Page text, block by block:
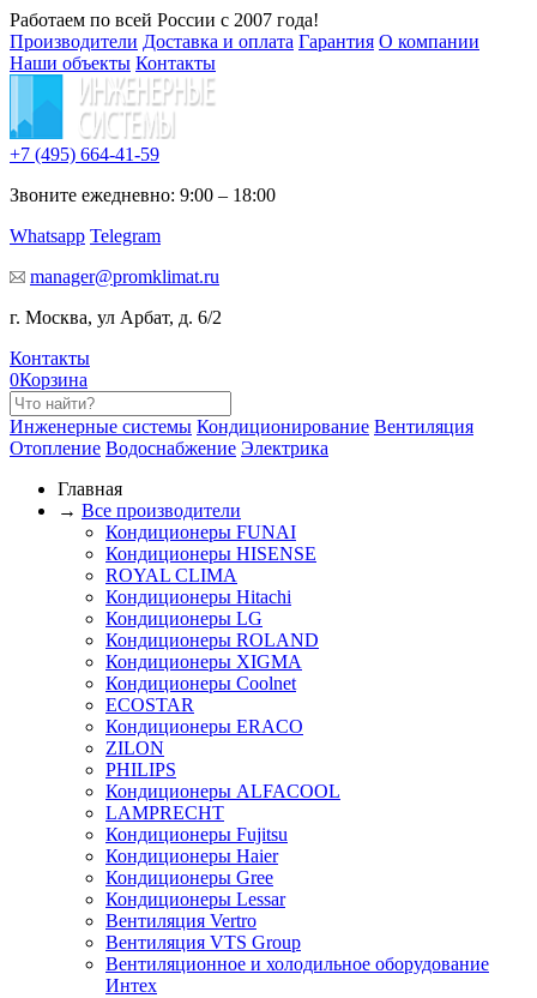
Работаем по всей России с 2007 года!
Производители Доставка и оплата Гарантия О компании
Наши объекты Контакты
+7 (495) 664-41-59
Звоните ежедневно: 9:00 – 18:00
Whatsapp Telegram
manager@promklimat.ru
г. Москва, ул Арбат, д. 6/2
Контакты
0Корзина
Инженерные системы Кондиционирование Вентиляция
Отопление Водоснабжение Электрика
Главная
→ Все производители
Кондиционеры FUNAI
Кондиционеры HISENSE
ROYAL CLIMA
Кондиционеры Hitachi
Кондиционеры LG
Кондиционеры ROLAND
Кондиционеры XIGMA
Кондиционеры Coolnet
ECOSTAR
Кондиционеры ERACO
ZILON
PHILIPS
Кондиционеры ALFACOOL
LAMPRECHT
Кондиционеры Fujitsu
Кондиционеры Haier
Кондиционеры Gree
Кондиционеры Lessar
Вентиляция Vertro
Вентиляция VTS Group
Вентиляционное и холодильное оборудование
Интех